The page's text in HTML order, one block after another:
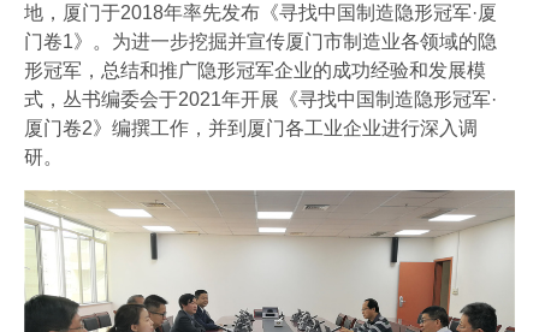
地，厦门于2018年率先发布《寻找中国制造隐形冠军·厦
门卷1》。为进一步挖掘并宣传厦门市制造业各领域的隐
形冠军，总结和推广隐形冠军企业的成功经验和发展模
式，丛书编委会于2021年开展《寻找中国制造隐形冠军·
厦门卷2》编撰工作，并到厦门各工业企业进行深入调
研。